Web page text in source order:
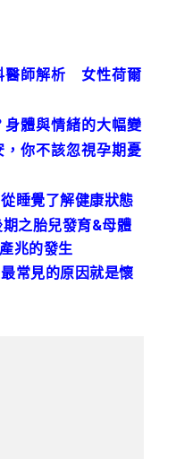
醫師解析 女性荷爾
體與情緒的大幅變
你不該忽視孕期憂
睡覺了解健康狀態
期之胎兒發育&母體
兆的發生
常見的原因就是懷